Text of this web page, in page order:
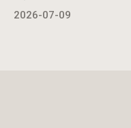
2026-07-09